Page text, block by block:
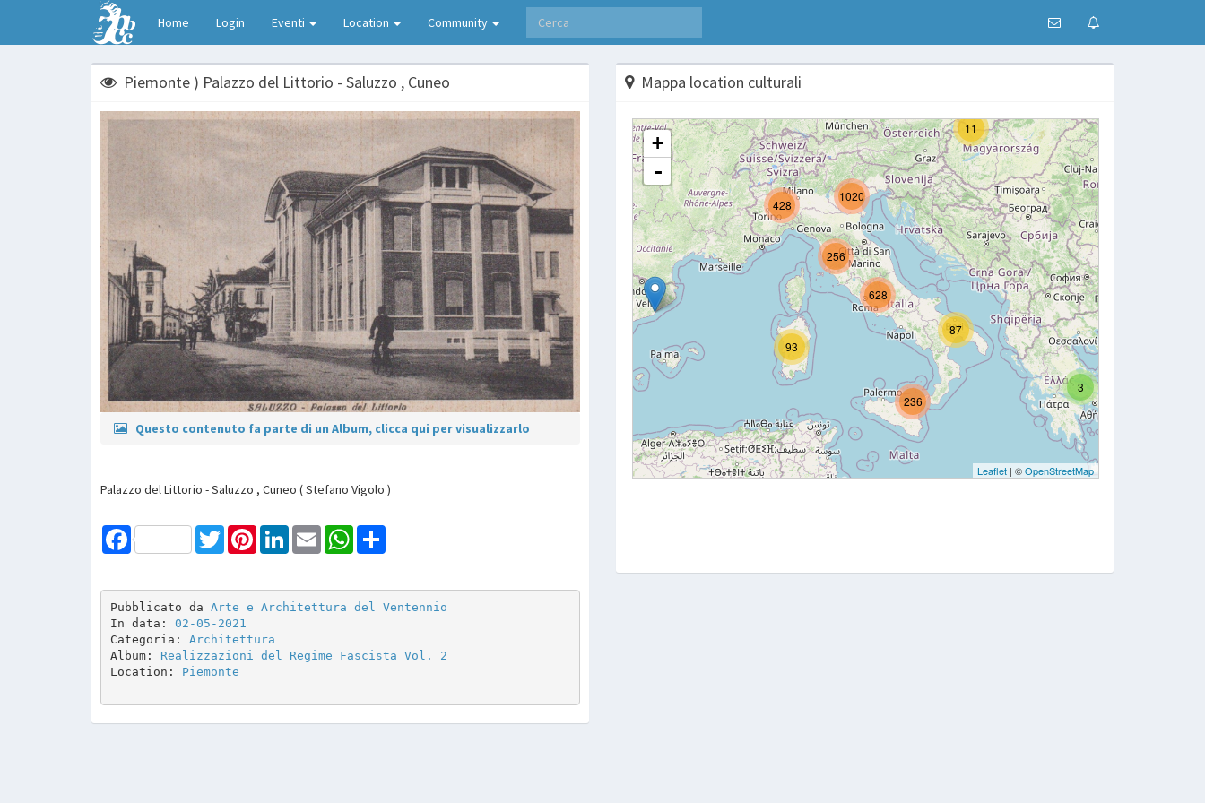
Home Login Eventi Location Community
Piemonte ) Palazzo del Littorio - Saluzzo , Cuneo
Questo contenuto fa parte di un Album, clicca qui per visualizzarlo
Palazzo del Littorio - Saluzzo , Cuneo ( Stefano Vigolo )
Facebook TwitterPinterestLinkedInEmail WhatsApp
Pubblicato da Arte e Architettura del Ventennio
In data: 02-05-2021
Categoria: Architettura
Album: Realizzazioni del Regime Fascista Vol. 2
Location: Piemonte
Mappa location culturali